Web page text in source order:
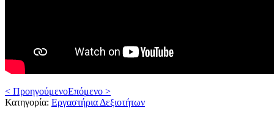
< ΠροηγούμενοΕπόμενο >
Κατηγορία: Εργαστήρια Δεξιοτήτων